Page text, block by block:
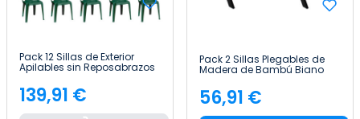
Pack 12 Sillas de Exterior
Apilables sin Reposabrazos
Napoli 42x49x88cm 7house
Precio
139,91 €
Pack 2 Sillas Plegables de
Madera de Bambú Biano
Precio
56,91 €